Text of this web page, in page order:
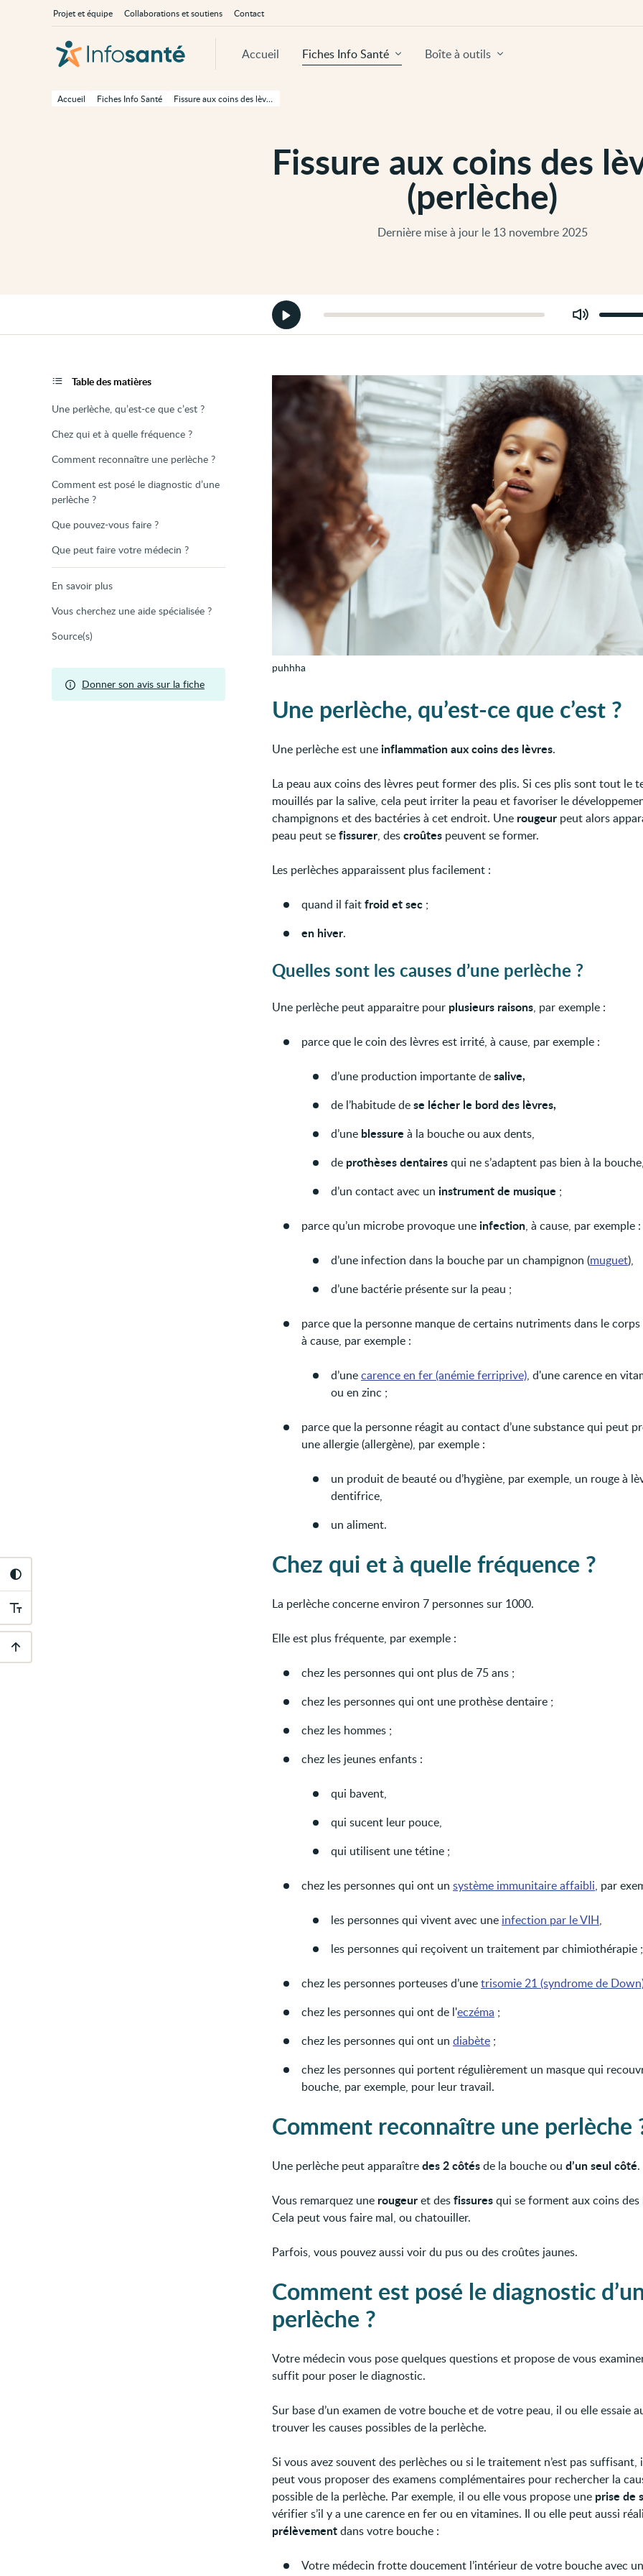
Fissure aux coins des
(perlèche)
Dernière mise à jour le 13 novembre 2025
Accueil Fiches Info Santé Fissure aux coins des lèvres (perlèche)
principale
Accueil Fiches Info Santé Boîte à outils
À
propos
Projet et équipe Collaborations et soutiens Contact
Outils
d'accessibilité
Descendre
Démarrer
la
version
page
Modifier
volume
puhhha
Une perlèche, qu’est-ce que c’est ?
Une perlèche est uneinflammation aux coins des lèvres.
La peau aux coins des lèvres peut former des plis. Si ces plis sont tout le
mouillés par la salive, cela peut irriter la peau et favoriser le
champignons et des bactéries à cet endroit. Une rougeur peut alors
peau peut sefissurer, descroûtes peuvent se former.
Les perlèches apparaissent plus facilement :
quand il faitfroid et sec ;
en hiver.
Quelles sont les causes d’une perlèche ?
Une perlèche peut apparaitre pour plusieurs raisons, par exemple :
parce que le coin des lèvres est irrité, à cause, par exemple :
d’une production importante desalive,
de l’habitude dese lécher le bord des lèvres,
d’une blessure à la bouche ou aux dents,
de prothèses dentairesqui ne s’adaptent pas bien à la bouche,
d’un contact avec un instrument de musique ;
parce qu’un microbe provoque uneinfection, à cause, par exemple :
d’une infection dans la bouche par un champignon (muguet),
d’une bactérie présente sur la peau ;
parce que la personne manque de certains nutriments dans le corps
à cause, par exemple :
d’unecarence en fer (anémie ferriprive), d'une carence en
ou en zinc ;
parce que la personne réagit au contact d’une substance qui peut
une allergie (allergène), par exemple :
un produit de beauté ou d’hygiène, par exemple, un rouge à
dentifrice,
un aliment.
Chez qui et à quelle fréquence ?
La perlèche concerne environ 7 personnes sur 1000.
Elle est plus fréquente, par exemple :
chez les personnes qui ont plus de 75 ans ;
chez les personnes qui ont une prothèse dentaire ;
chez les hommes ;
chez les jeunes enfants :
qui bavent,
qui sucent leur pouce,
qui utilisent une tétine ;
chez les personnes qui ont un système immunitaire affaibli, par
les personnes qui vivent avec une infection par le VIH,
les personnes qui reçoivent un traitement par chimiothérapie ;
chez les personnes porteuses d’unetrisomie 21 (syndrome de
chez les personnes qui ont de l'eczéma ;
chez les personnes qui ont un diabète ;
chez les personnes qui portent régulièrement un masque qui
bouche, par exemple, pour leur travail.
Comment reconnaître une perlèche
Une perlèche peut apparaîtredes 2 côtésde la bouche ou d’un seul côté.
Vous remarquez une rougeuret desfissuresqui se forment aux coins des
Cela peut vous faire mal, ou chatouiller.
Parfois, vous pouvez aussi voir du pus ou des croûtes jaunes.
Comment est posé le diagnostic
perlèche ?
Votre médecin vous pose quelques questions et propose de vous
suffit pour poser le diagnostic.
Sur base d’un examen de votre bouche et de votre peau, il ou elle essaie
trouver les causes possibles de la perlèche.
Si vous avez souvent des perlèches ou si le traitement n’est pas suffisant,
peut vous proposer des examens complémentaires pour rechercher la
possible de la perlèche. Par exemple, il ou elle vous propose une prise de
vérifier s’il y a une carence en fer ou en vitamines. Il ou elle peut aussi
prélèvementdans votre bouche :
Votre médecin frotte doucement l’intérieur de votre bouche avec
Table des matières
Une perlèche, qu’est-ce que c’est ?
Chez qui et à quelle fréquence ?
Comment reconnaître une perlèche ?
Comment est posé le diagnostic d’une
perlèche ?
Que pouvez-vous faire ?
Que peut faire votre médecin ?
En savoir plus
Vous cherchez une aide spécialisée ?
Source(s)
Donner son avis sur la fiche